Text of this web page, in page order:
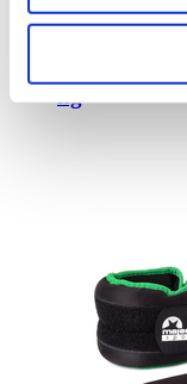
Bestseller